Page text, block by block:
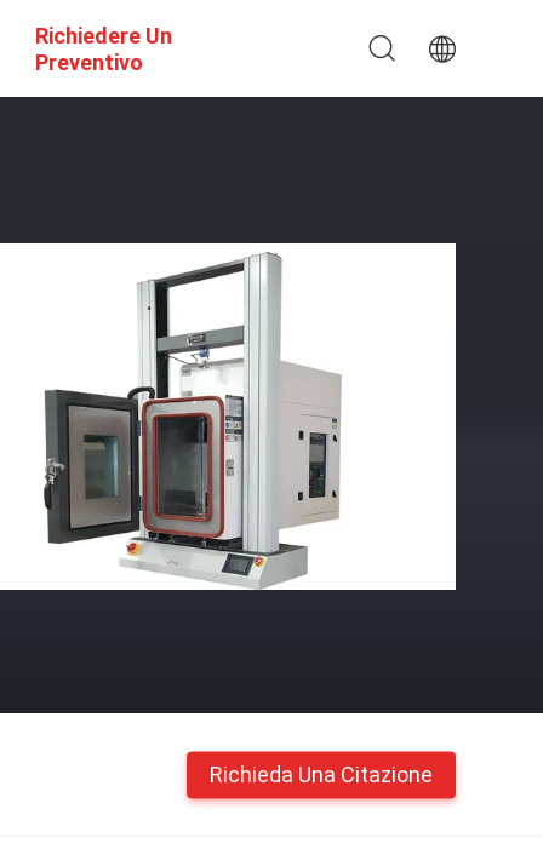
Richiedere Un
Preventivo
Richieda Una Citazione